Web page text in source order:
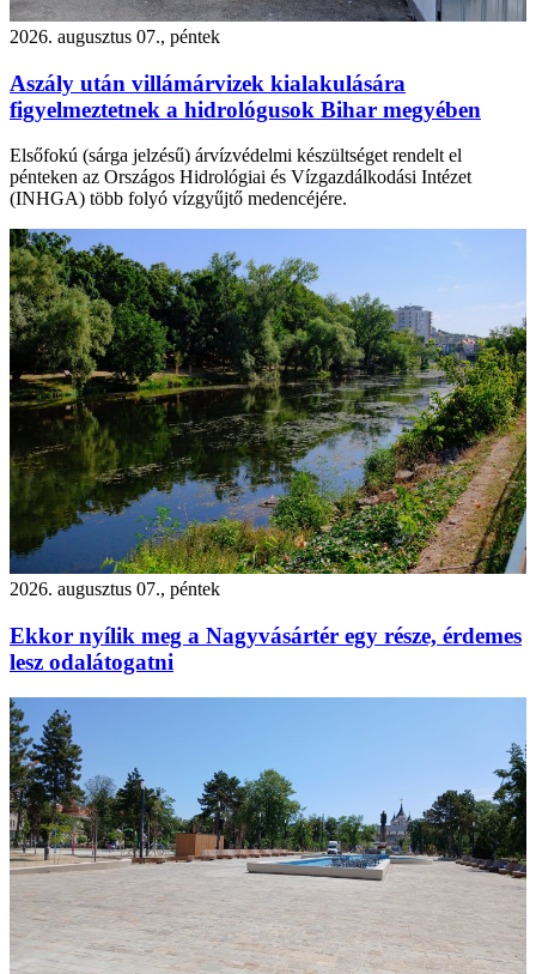
2026. augusztus 07., péntek
Aszály után villámárvizek kialakulására
figyelmeztetnek a hidrológusok Bihar megyében
Elsőfokú (sárga jelzésű) árvízvédelmi készültséget rendelt el
pénteken az Országos Hidrológiai és Vízgazdálkodási Intézet
(INHGA) több folyó vízgyűjtő medencéjére.
2026. augusztus 07., péntek
Ekkor nyílik meg a Nagyvásártér egy része, érdemes
lesz odalátogatni